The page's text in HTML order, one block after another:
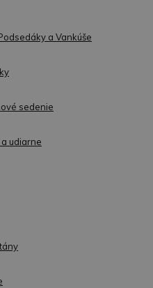
a Vankúše
sedenie
udiarne